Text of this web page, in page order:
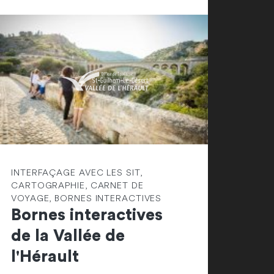
INTERFAÇAGE AVEC LES SIT,
CARTOGRAPHIE, CARNET DE
VOYAGE, BORNES INTERACTIVES
Bornes interactives
de la Vallée de
l'Hérault